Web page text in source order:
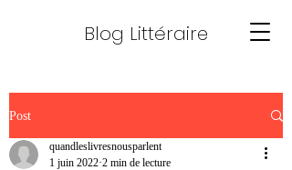
Blog Littéraire
Post
quandleslivresnousparlent
1 juin 2022 2 min de lecture